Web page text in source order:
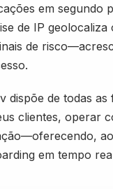
em segundo
de IP
de
dispõe de todas
clientes, operar
em tempo